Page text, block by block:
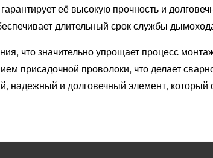
её высокую прочность и
длительный срок службы
что значительно упрощает процесс
присадочной проволоки, что делает
и долговечный элемент, который